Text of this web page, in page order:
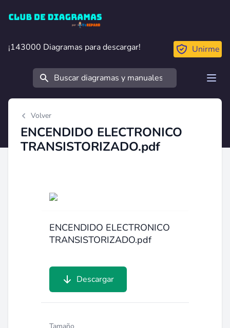
Club de Diagramas
¡143000 Diagramas para descargar!
¡143000 Diagramas para descargar! Unirme
Buscar
Volver
ENCENDIDO ELECTRONICO
TRANSISTORIZADO.pdf
ENCENDIDO ELECTRONICO
TRANSISTORIZADO.pdf
Descargar